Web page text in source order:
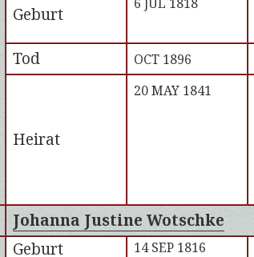
Geburt
Tod
OCT 1896
Heirat
20 MAY 1841
Johanna Justine Wotschke
Geburt
14 SEP 1816